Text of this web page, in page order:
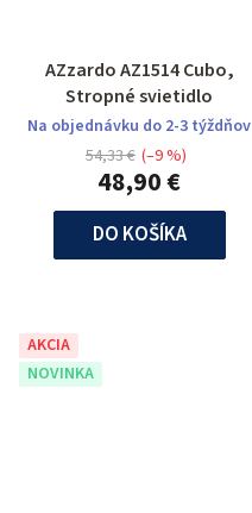
AZzardo AZ1514 Cubo,
Stropné svietidlo
Na objednávku do 2-3 týždňov
48,90 €
54,33 € (–9 %)
DO KOŠÍKA
AKCIA
NOVINKA